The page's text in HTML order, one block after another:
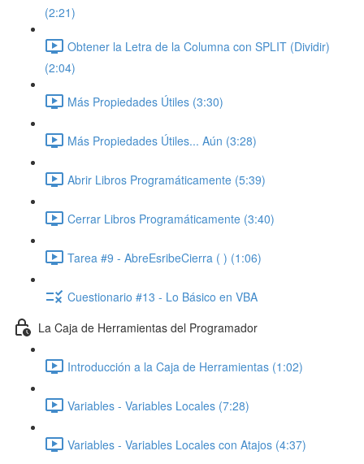
(2:21)
Obtener la Letra de la Columna con SPLIT (Dividir)
(2:04)
Más Propiedades Útiles (3:30)
Más Propiedades Útiles... Aún (3:28)
Abrir Libros Programáticamente (5:39)
Cerrar Libros Programáticamente (3:40)
Tarea #9 - AbreEsribeCierra ( ) (1:06)
Cuestionario #13 - Lo Básico en VBA
La Caja de Herramientas del Programador
Introducción a la Caja de Herramientas (1:02)
Variables - Variables Locales (7:28)
Variables - Variables Locales con Atajos (4:37)